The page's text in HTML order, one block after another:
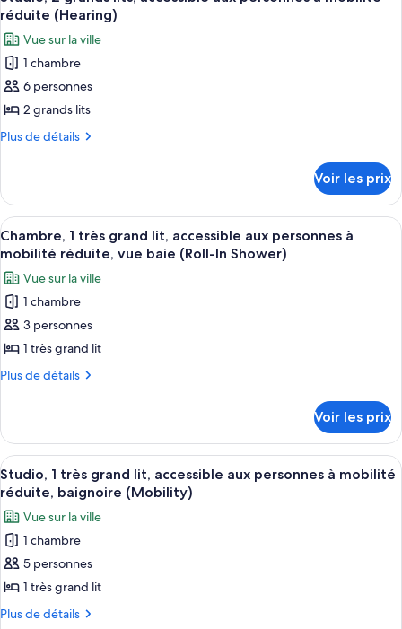
lits,
non-
fumeurs
chambre
2
grands
lits,
non-
fumeurs
toutes
les
photos
pour
ce
type
de
2
grands
lits,
accessible
aux
personnes
à
mobilité
réduite
(Hearing)
réduite (Hearing)
Vue sur la ville
1 chambre
6 personnes
2 grands lits
Plus de détails
Plus
le
type
de
chambre
2
grands
lits,
accessible
aux
à
Voir les prix
Afficher
toutes
les
photos
pour
ce
type
de
1
très
grand
lit,
accessible
aux
personnes
à
mobilité
réduite,
Une chambre d’hôtel avec un
3
Chambre, 1 très grand lit, accessible aux personnes à
mobilité réduite, vue baie (Roll-In Shower)
Vue sur la ville
1 chambre
3 personnes
1 très grand lit
Plus de détails
Plus
le
type
de
chambre
Chambre,
très
grand
lit,
accessible
personnes
Voir les prix
Afficher
toutes
les
photos
pour
ce
type
de
Une chambre d’hôtel avec un
3
Studio, 1 très grand lit, accessible aux personnes à mobilité
réduite, baignoire (Mobility)
Vue sur la ville
1 chambre
5 personnes
1 très grand lit
Plus de détails
Plus